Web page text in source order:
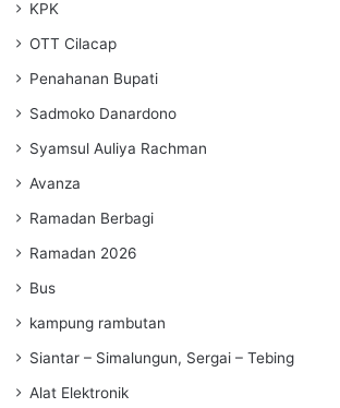
KPK
OTT Cilacap
Penahanan Bupati
Sadmoko Danardono
Syamsul Auliya Rachman
Avanza
Ramadan Berbagi
Ramadan 2026
Bus
kampung rambutan
Siantar – Simalungun, Sergai – Tebing
Alat Elektronik